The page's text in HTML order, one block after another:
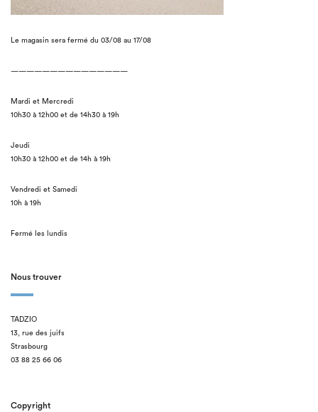
Le magasin sera fermé du 03/08 au 17/08
———————————————
Mardi et Mercredi
10h30 à 12h00 et de 14h30 à 19h
Jeudi
10h30 à 12h00 et de 14h à 19h
Vendredi et Samedi
10h à 19h
Fermé les lundis
Nous trouver
TADZIO
13, rue des juifs
Strasbourg
03 88 25 66 06
Copyright